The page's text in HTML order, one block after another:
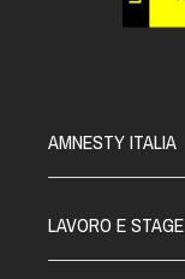
AMNESTY ITALIA
LAVORO E STAGE